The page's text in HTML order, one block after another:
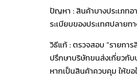
ปัญหา : สินค้าบางประเภท
ระเบียบของประเทศปลาย
วิธีแก้ : ตรวจสอบ “รายกา
ปรึกษาบริษัทขนส่งเกี่ยวกับ
หากเป็นสินค้าควบคุม ให้ข